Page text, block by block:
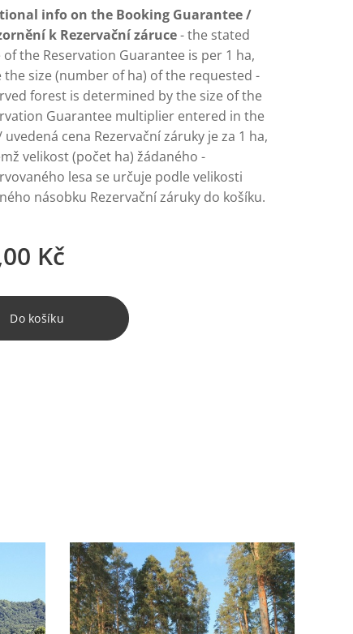
info on the Booking Guarantee /
k Rezervační záruce- the stated
of the Reservation Guarantee is per 1 ha,
the size (number of ha) of the requested -
forest is determined by the size of the
Guarantee multiplier entered in the
uvedená cena Rezervační záruky je za 1 ha,
velikost (počet ha) žádaného -
lesa se určuje podle velikosti
násobku Rezervační záruky do košíku.
Kč
Do košíku